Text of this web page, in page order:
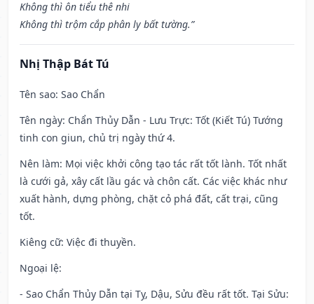
Không thì ôn tiểu thê nhi
Không thì trộm cắp phân ly bất tường.”
Nhị Thập Bát Tú
Tên sao: Sao Chẩn
Tên ngày: Chẩn Thủy Dẫn - Lưu Trực: Tốt (Kiết Tú) Tướng
tinh con giun, chủ trị ngày thứ 4.
Nên làm: Mọi việc khởi công tạo tác rất tốt lành. Tốt nhất
là cưới gả, xây cất lầu gác và chôn cất. Các việc khác như
xuất hành, dựng phòng, chặt cỏ phá đất, cất trại, cũng
tốt.
Kiêng cữ: Việc đi thuyền.
Ngoại lệ:
- Sao Chẩn Thủy Dẫn tại Tỵ, Dậu, Sửu đều rất tốt. Tại Sửu: